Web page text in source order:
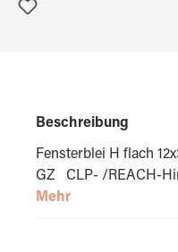
Beschreibung
Fensterblei H flach
GZ CLP- /REACH-
Mehr